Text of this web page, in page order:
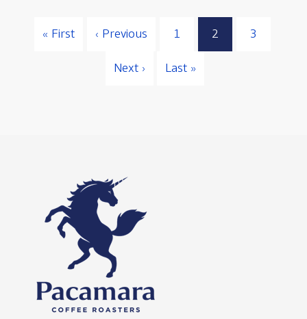
หน้าแรก
« First หน้าก่อนหน้า
‹ Previous Page
1 Page
2 Page
3
Next page
Next › Last page
Last »